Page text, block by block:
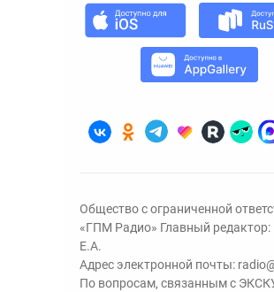
Общество с ограниченной
«ГПМ Радио» Главный редактор:
Е.А.
Адрес электронной почты:
По вопросам, связанным с